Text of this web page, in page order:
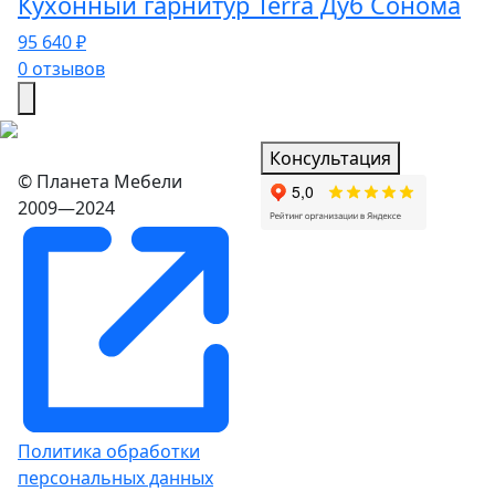
95 640 ₽
0 отзывов
© Планета Мебели
2009—2024
Политика обработки
персональных данных
Консультация